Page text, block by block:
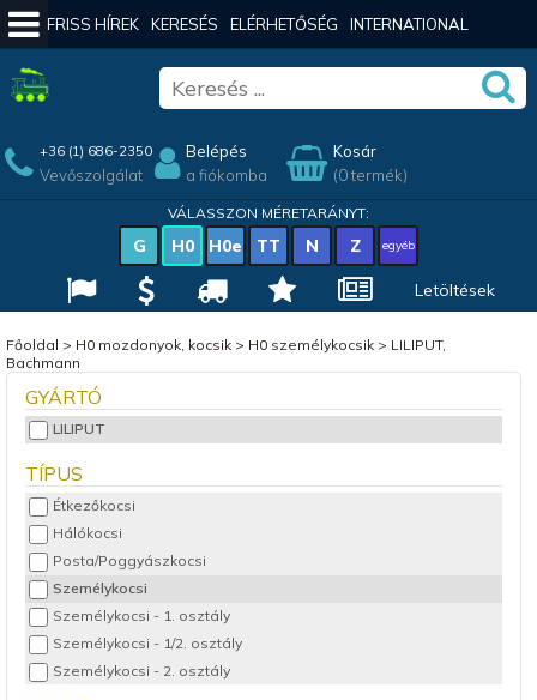
FRISS HÍREK KERESÉS ELÉRHETŐSÉG INTERNATIONAL
+36 (1) 686-2350
Vevőszolgálat
Belépés
a fiókomba
Kosár
(0 termék)
VÁLASSZON MÉRETARÁNYT:
G H0 H0e TT N Z egyéb
Letöltések
Főoldal > H0 mozdonyok, kocsik> H0 személykocsik> LILIPUT,
Bachmann
GYÁRTÓ
LILIPUT
TÍPUS
Étkezőkocsi
Hálókocsi
Posta/Poggyászkocsi
Személykocsi
Személykocsi - 1. osztály
Személykocsi - 1/2. osztály
Személykocsi - 2. osztály